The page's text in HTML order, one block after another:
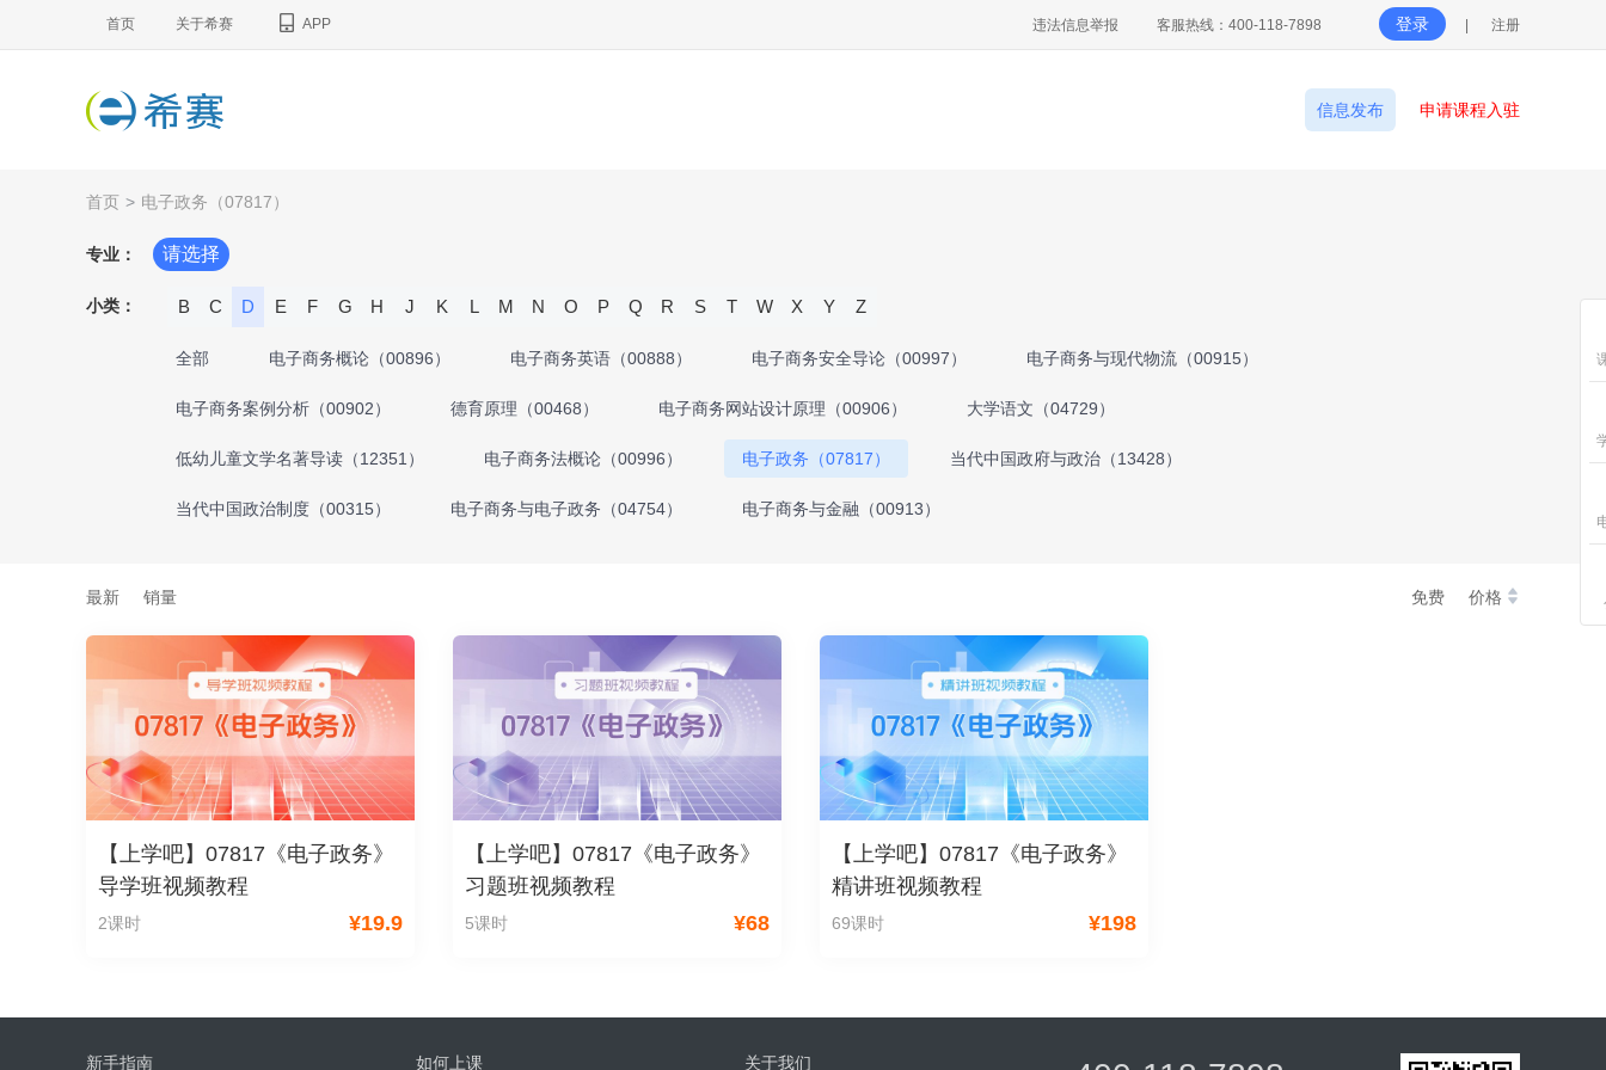
首页 关于希赛 APP 违法信息举报 客服热线：400-118-7898 登录 注册
信息发布 申请课程入驻
首页 > 电子政务（07817）
专业： 请选择
小类： B C D E F G H J K L M N O P Q R S T W X Y Z
全部 电子商务概论（00896） 电子商务英语（00888） 电子商务安全导论（00997） 电子商务与现代物流（00915）
电子商务案例分析（00902） 德育原理（00468） 电子商务网站设计原理（00906） 大学语文（04729）
低幼儿童文学名著导读（12351） 电子商务法概论（00996） 电子政务（07817） 当代中国政府与政治（13428）
当代中国政治制度（00315） 电子商务与电子政务（04754） 电子商务与金融（00913）
最新 销量 免费 价格
【上学吧】07817《电子政务》
导学班视频教程
2课时 ¥19.9
【上学吧】07817《电子政务》
习题班视频教程
5课时 ¥68
【上学吧】07817《电子政务》
精讲班视频教程
69课时 ¥198
新手指南 如何上课 关于我们